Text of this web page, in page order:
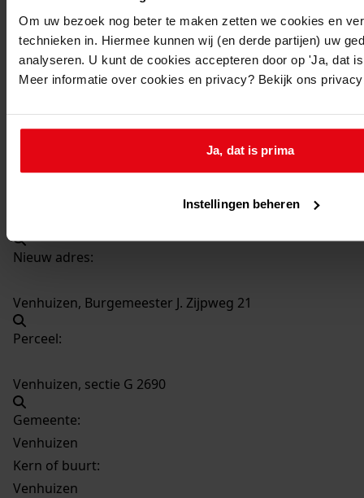
Om uw bezoek nog beter te maken zetten we cookies en
technieken in. Hiermee kunnen wij (en derde partijen) uw
analyseren. U kunt de cookies accepteren door op 'Ja, dat
Meer informatie over cookies en privacy? Bekijk ons
Ja, dat is prima
Instellingen beheren
278Slopen woning, 2001
Datering:
2001
Beschrijving:
Datum vergunning:
Adres:
Nieuw adres:
Venhuizen, Burgemeester J. Zijpweg 21
Perceel:
Venhuizen, sectie G 2690
Gemeente:
Venhuizen
Kern of buurt:
Venhuizen